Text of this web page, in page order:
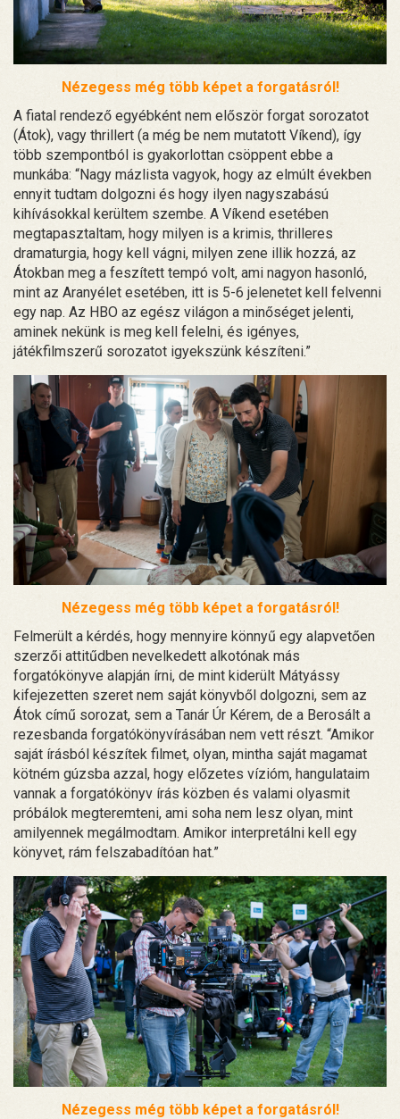
Nézegess még több képet a forgatásról!
A fiatal rendező egyébként nem először forgat sorozatot
(Átok), vagy thrillert (a még be nem mutatott Víkend), így
több szempontból is gyakorlottan csöppent ebbe a
munkába: “Nagy mázlista vagyok, hogy az elmúlt években
ennyit tudtam dolgozni és hogy ilyen nagyszabású
kihívásokkal kerültem szembe. A Víkend esetében
megtapasztaltam, hogy milyen is a krimis, thrilleres
dramaturgia, hogy kell vágni, milyen zene illik hozzá, az
Átokban meg a feszített tempó volt, ami nagyon hasonló,
mint az Aranyélet esetében, itt is 5-6 jelenetet kell felvenni
egy nap. Az HBO az egész világon a minőséget jelenti,
aminek nekünk is meg kell felelni, és igényes,
játékfilmszerű sorozatot igyekszünk készíteni.”
Nézegess még több képet a forgatásról!
Felmerült a kérdés, hogy mennyire könnyű egy alapvetően
szerzői attitűdben nevelkedett alkotónak más
forgatókönyve alapján írni, de mint kiderült Mátyássy
kifejezetten szeret nem saját könyvből dolgozni, sem az
Átok című sorozat, sem a Tanár Úr Kérem, de a Berosált a
rezesbanda forgatókönyvírásában nem vett részt. “Amikor
saját írásból készítek filmet, olyan, mintha saját magamat
kötném gúzsba azzal, hogy előzetes vízióm, hangulataim
vannak a forgatókönyv írás közben és valami olyasmit
próbálok megteremteni, ami soha nem lesz olyan, mint
amilyennek megálmodtam. Amikor interpretálni kell egy
könyvet, rám felszabadítóan hat.”
Nézegess még több képet a forgatásról!